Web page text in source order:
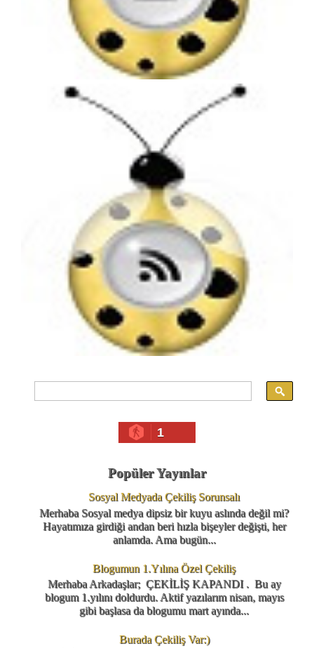
1
Popüler Yayınlar
Sosyal Medyada Çekiliş Sorunsalı
Merhaba Sosyal medya dipsiz bir kuyu aslında değil mi?
Hayatımıza girdiği andan beri hızla bişeyler değişti, her
anlamda. Ama bugün...
Blogumun 1.Yılına Özel Çekiliş
Merhaba Arkadaşlar; ÇEKİLİŞ KAPANDI . Bu ay
blogum 1.yılını doldurdu. Aktif yazılarım nisan, mayıs
gibi başlasa da blogumu mart ayında...
Burada Çekiliş Var:)